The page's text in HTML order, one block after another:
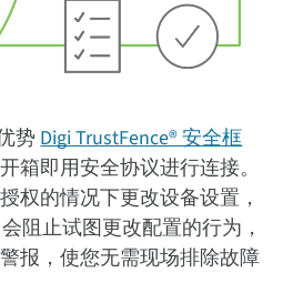
势 Digi TrustFence® 安全框
箱即用安全协议进行连接。
权的情况下更改设备设置，
阻止试图更改配置的行为，
报，使您无需现场排除故障